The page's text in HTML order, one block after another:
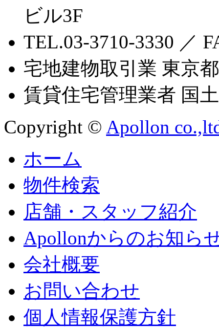
ビル3F
TEL.03-3710-3330 ／
宅地建物取引業 東京
賃貸住宅管理業者 国
Copyright © Apollon
ホーム
物件検索
店舗・スタッフ紹介
Apollonからのお知ら
会社概要
お問い合わせ
個人情報保護方針